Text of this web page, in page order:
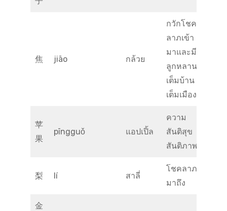
焦 jiāo กล้วย
กวักโชค
ลาภเข้า
มาและมี
ลูกหลาน
เต็มบ้าน
เต็มเมือง
苹
果
pīngguǒ แอปเปิ้ล
ความ
สันติสุข
สันติภาพ
梨 lí สาลี่
โชคลาภ
มาถึง
金